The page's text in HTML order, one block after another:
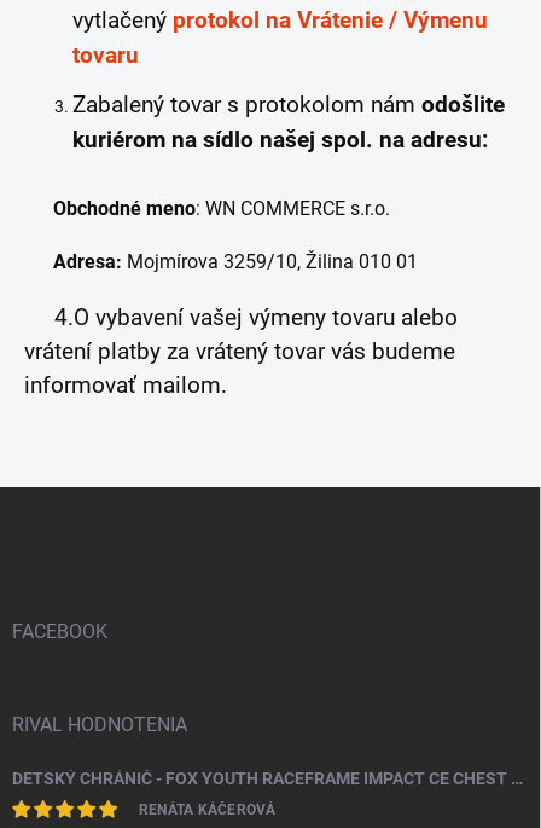
vytlačený protokol na Vrátenie / Výmenu
tovaru
Zabalený tovar s protokolom nám odošlite
kuriérom na sídlo našej spol. na adresu:
Obchodné meno: WN COMMERCE s.r.o.
Adresa: Mojmírova 3259/10, Žilina 010 01
4.O vybavení vašej výmeny tovaru alebo
vrátení platby za vrátený tovar vás budeme
informovať mailom.
FACEBOOK
RIVAL HODNOTENIA
DETSKÝ CHRÁNIČ - FOX YOUTH RACEFRAME IMPACT CE CHEST GUARD
RENÁTA KÁČEROVÁ